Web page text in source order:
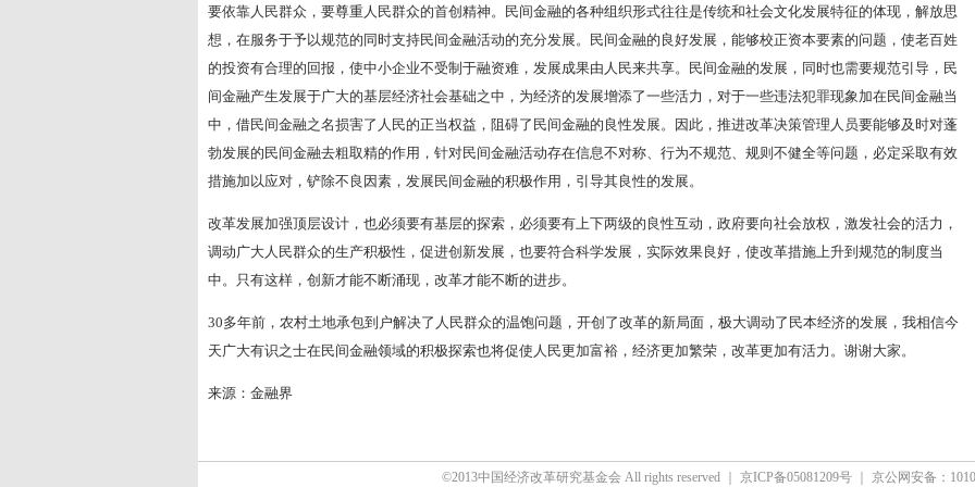
要依靠人民群众，要尊重人民群众的首创精神。民间金融的各种组织形式往往是传统和社会文化发展特征的体现，解放思
想，在服务于予以规范的同时支持民间金融活动的充分发展。民间金融的良好发展，能够校正资本要素的问题，使老百姓
的投资有合理的回报，使中小企业不受制于融资难，发展成果由人民来共享。民间金融的发展，同时也需要规范引导，民
间金融产生发展于广大的基层经济社会基础之中，为经济的发展增添了一些活力，对于一些违法犯罪现象加在民间金融当
中，借民间金融之名损害了人民的正当权益，阻碍了民间金融的良性发展。因此，推进改革决策管理人员要能够及时对蓬
勃发展的民间金融去粗取精的作用，针对民间金融活动存在信息不对称、行为不规范、规则不健全等问题，必定采取有效
措施加以应对，铲除不良因素，发展民间金融的积极作用，引导其良性的发展。
改革发展加强顶层设计，也必须要有基层的探索，必须要有上下两级的良性互动，政府要向社会放权，激发社会的活力，
调动广大人民群众的生产积极性，促进创新发展，也要符合科学发展，实际效果良好，使改革措施上升到规范的制度当
中。只有这样，创新才能不断涌现，改革才能不断的进步。
30多年前，农村土地承包到户解决了人民群众的温饱问题，开创了改革的新局面，极大调动了民本经济的发展，我相信今
天广大有识之士在民间金融领域的积极探索也将促使人民更加富裕，经济更加繁荣，改革更加有活力。谢谢大家。
来源：金融界
©2013中国经济改革研究基金会 All rights reserved ｜ 京ICP备05081209号｜ 京公网安备：